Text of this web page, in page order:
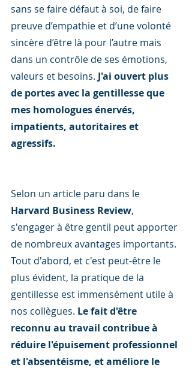
sans se faire défaut à soi, de faire
preuve d’empathie et d’une volonté
sincère d’être là pour l’autre mais
dans un contrôle de ses émotions,
valeurs et besoins. J'ai ouvert plus
de portes avec la gentillesse que
mes homologues énervés,
impatients, autoritaires et
agressifs.
Selon un article paru dans le
Harvard Business Review,
s'engager à être gentil peut apporter
de nombreux avantages importants.
Tout d'abord, et c'est peut-être le
plus évident, la pratique de la
gentillesse est immensément utile à
nos collègues. Le fait d'être
reconnu au travail contribue à
réduire l'épuisement professionnel
et l'absentéisme, et améliore le